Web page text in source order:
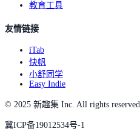
教育工具
友情链接
iTab
快帆
小舒同学
Easy Indie
© 2025 新趣集 Inc. All rights reserved.
冀ICP备19012534号-1